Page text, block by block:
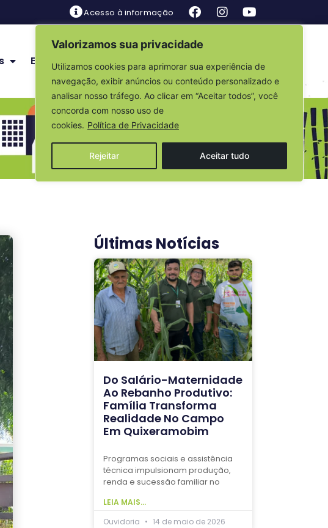
Valorizamos sua privacidade
Utilizamos cookies para aprimorar sua experiência de
navegação, exibir anúncios ou conteúdo personalizado e
analisar nosso tráfego. Ao clicar em “Aceitar todos”, você
concorda com nosso uso de
cookies. Política de Privacidade
Rejeitar Aceitar tudo
Acesso à informação
Editais Fale Conosco
Últimas Notícias
Do Salário-Maternidade
Ao Rebanho Produtivo:
Família Transforma
Realidade No Campo
Em Quixeramobim
Programas sociais e assistência
técnica impulsionam produção,
renda e sucessão familiar no
LEIA MAIS...
Ouvidoria
14 de maio de 2026